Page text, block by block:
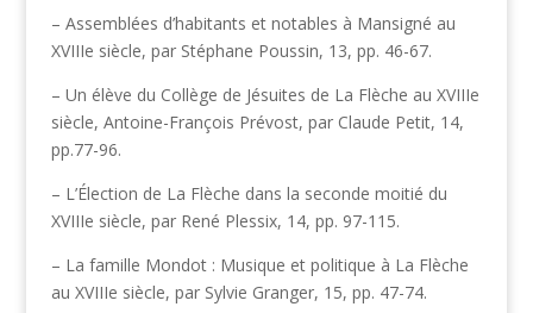
– Assemblées d’habitants et notables à Mansigné au
XVIIIe siècle, par Stéphane Poussin, 13, pp. 46-67.
– Un élève du Collège de Jésuites de La Flèche au XVIIIe
siècle, Antoine-François Prévost, par Claude Petit, 14,
pp.77-96.
– L’Élection de La Flèche dans la seconde moitié du
XVIIIe siècle, par René Plessix, 14, pp. 97-115.
– La famille Mondot : Musique et politique à La Flèche
au XVIIIe siècle, par Sylvie Granger, 15, pp. 47-74.